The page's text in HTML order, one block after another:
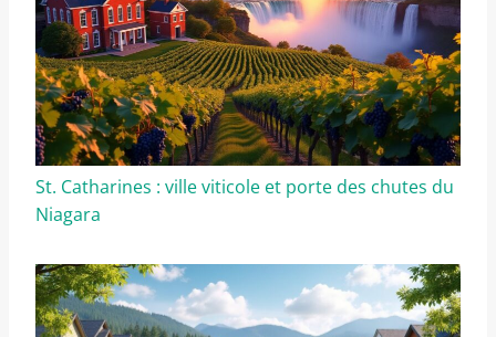
St. Catharines : ville viticole et porte des chutes du
Niagara